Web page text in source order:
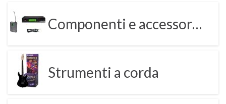
Componenti e accessori per strumenti musicali
Strumenti a corda